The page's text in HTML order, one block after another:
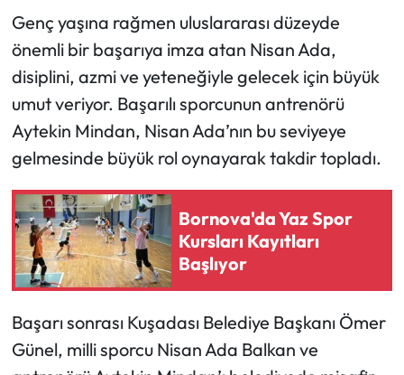
Genç yaşına rağmen uluslararası düzeyde
önemli bir başarıya imza atan Nisan Ada,
disiplini, azmi ve yeteneğiyle gelecek için büyük
umut veriyor. Başarılı sporcunun antrenörü
Aytekin Mindan, Nisan Ada’nın bu seviyeye
gelmesinde büyük rol oynayarak takdir topladı.
Bornova'da Yaz Spor
Kursları Kayıtları
Başlıyor
Başarı sonrası Kuşadası Belediye Başkanı Ömer
Günel, milli sporcu Nisan Ada Balkan ve